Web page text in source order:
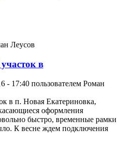
в
- 17:40 пользователем Роман
в п. Новая Екатериновка,
оформления
быстро, временные рамки
К весне ждем подключения